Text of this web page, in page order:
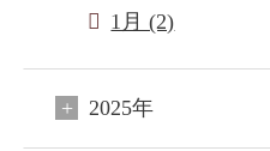
1月 (2)
2025年